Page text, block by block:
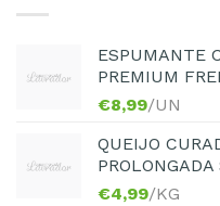
ESPUMANTE
PREMIUM
€8,99/UN
QUEIJO
€4,99/KG